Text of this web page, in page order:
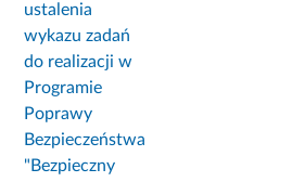
ustalenia
wykazu zadań
do realizacji w
Programie
Poprawy
Bezpieczeństwa
"Bezpieczny